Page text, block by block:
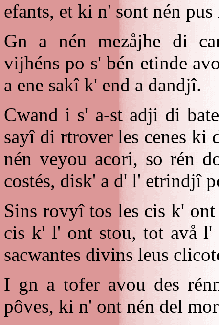
efants, et ki n' sont nén
Gn a nén mezåjhe di
vijhéns po s' bén etinde
a ene sakî k' end a dandjî.
Cwand i s' a-st adji di
sayî di rtrover les cenes ki
nén veyou acori, so rén
costés, disk' a d' l' etrindjî
Sins rovyî tos les cis k' ont
cis k' l' ont stou, tot avå
sacwantes divins leus
I gn a tofer avou des
pôves, ki n' ont nén del